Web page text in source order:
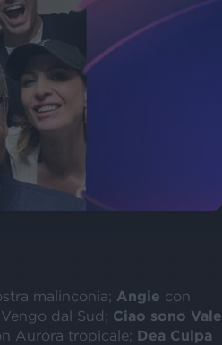
malinconia; Angie con
dal Sud; Ciao sono Vale
Aurora tropicale; Dea Culpa